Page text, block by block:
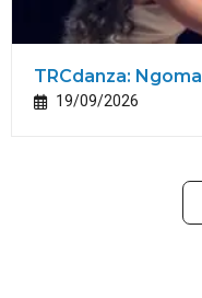
TRCdanza: Ngoma
19/09/2026